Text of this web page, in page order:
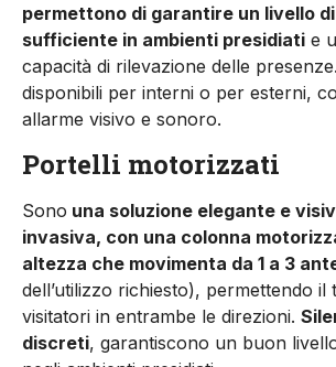
permettono di garantire un livello
sufficiente in ambienti presidiati e
capacità di rilevazione delle
disponibili per interni o per esterni,
allarme visivo e sonoro.
Portelli motorizzati
Sono una soluzione elegante e
invasiva, con una colonna
altezza che movimenta da 1 a 3
dell’utilizzo richiesto), permettendo il
visitatori in entrambe le direzioni.
discreti, garantiscono un buon